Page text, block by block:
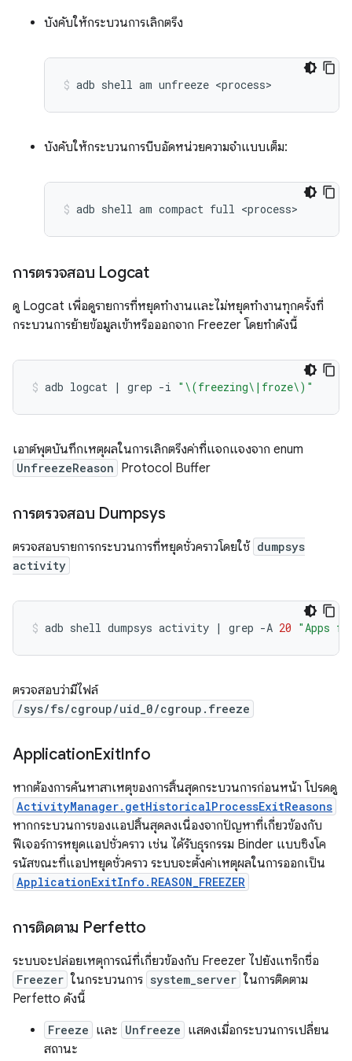
บังคับให้กระบวนการเลิกตรึง
adb shell am unfreeze <process>
บังคับให้กระบวนการบีบอัดหน่วยความจำแบบเต็ม:
adb shell am compact full <process>
การตรวจสอบ Logcat
ดู Logcat เพื่อดูรายการที่หยุดทำงานและไม่หยุดทำงานทุกครั้งที่
กระบวนการย้ายข้อมูลเข้าหรือออกจาก Freezer โดยทำดังนี้
adb logcat | grep -i "\(freezing\|froze\)"
เอาต์พุตบันทึกเหตุผลในการเลิกตรึงค่าที่แจกแจงจาก enum
UnfreezeReason Protocol Buffer
การตรวจสอบ Dumpsys
ตรวจสอบรายการกระบวนการที่หยุดชั่วคราวโดยใช้ dumpsys
activity
adb shell dumpsys activity | grep -A 20 "Apps
ตรวจสอบว่ามีไฟล์
/sys/fs/cgroup/uid_0/cgroup.freeze
ApplicationExitInfo
หากต้องการค้นหาสาเหตุของการสิ้นสุดกระบวนการก่อนหน้า โปรดดู
ActivityManager.getHistoricalProcessExitReasons
หากกระบวนการของแอปสิ้นสุดลงเนื่องจากปัญหาที่เกี่ยวข้องกับ
ฟีเจอร์การหยุดแอปชั่วคราว เช่น ได้รับธุรกรรม Binder แบบซิงโค
รนัสขณะที่แอปหยุดชั่วคราว ระบบจะตั้งค่าเหตุผลในการออกเป็น
ApplicationExitInfo.REASON_FREEZER
การติดตาม Perfetto
ระบบจะปล่อยเหตุการณ์ที่เกี่ยวข้องกับ Freezer ไปยังแทร็กชื่อ
Freezer ในกระบวนการ system_server ในการติดตาม
Perfetto ดังนี้
Freeze และ Unfreeze แสดงเมื่อกระบวนการเปลี่ยน
สถานะ